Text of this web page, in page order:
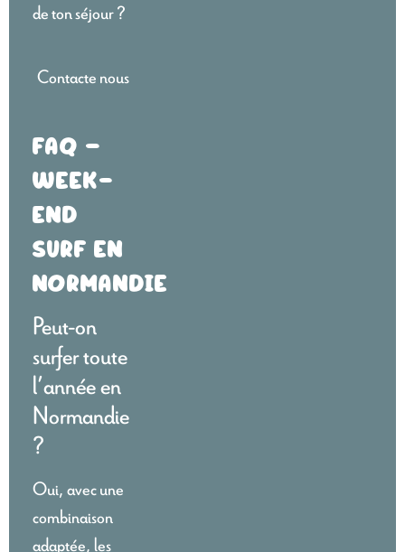
de ton séjour ?
Contacte nous
FAQ –
WEEK-
END
SURF EN
NORMANDIE
Peut-on
surfer toute
l’année en
Normandie
?
Oui, avec une
combinaison
adaptée, les